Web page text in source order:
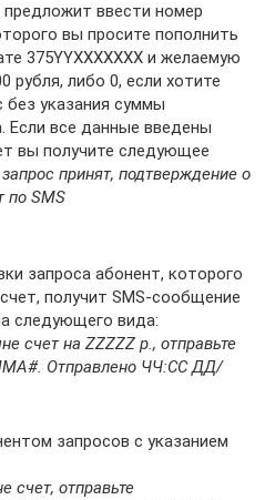
ввести номер
вы просите пополнить
375YYХХХХХХХ и желаемую
рубля, либо 0, если хотите
без указания суммы
Если все данные введены
вы получите следующее
принят, подтверждение о
по SMS
запроса абонент, которого
получит SMS-сообщение
следующего вида:
счет на ZZZZZ р., отправьте
Отправлено ЧЧ:СС ДД/
запросов с указанием
счет, отправьте